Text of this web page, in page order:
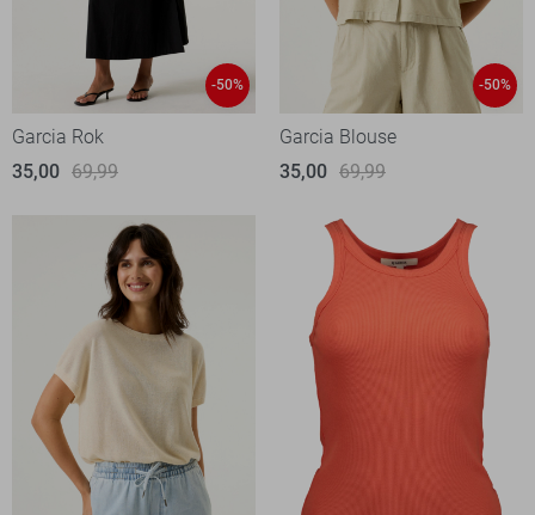
-50%
Garcia Rok
35,00 69,99
-50%
Garcia Blouse
35,00 69,99